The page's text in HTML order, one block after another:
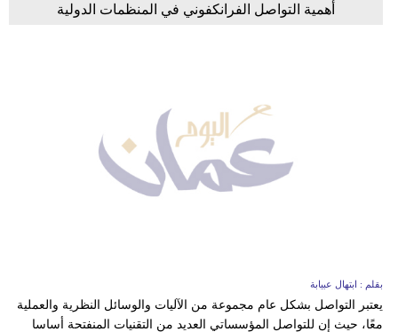
أهمية التواصل الفرانكفوني في المنظمات الدولية
بقلم : ابتهال عبيابة
يعتبر التواصل بشكل عام مجموعة من الآليات والوسائل النظرية والعملية
معًا، حيث إن للتواصل المؤسساتي العديد من التقنيات المنفتحة أساسا